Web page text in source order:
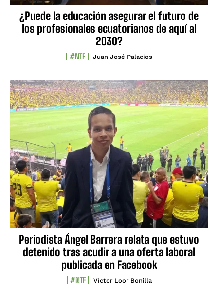
¿Puede la educación asegurar el futuro de
los profesionales ecuatorianos de aquí al
2030?
#NTF Juan José Palacios
Periodista Ángel Barrera relata que estuvo
detenido tras acudir a una oferta laboral
publicada en Facebook
#NTF Víctor Loor Bonilla